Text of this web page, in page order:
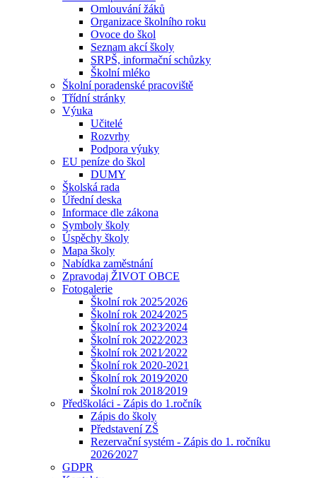
Omlouvání žáků
Organizace školního roku
Ovoce do škol
Seznam akcí školy
SRPŠ, informační schůzky
Školní mléko
Školní poradenské pracoviště
Třídní stránky
Výuka
Učitelé
Rozvrhy
Podpora výuky
EU peníze do škol
DUMY
Školská rada
Úřední deska
Informace dle zákona
Symboly školy
Úspěchy školy
Mapa školy
Nabídka zaměstnání
Zpravodaj ŽIVOT OBCE
Fotogalerie
Školní rok 2025⁄2026
Školní rok 2024⁄2025
Školní rok 2023⁄2024
Školní rok 2022⁄2023
Školní rok 2021⁄2022
Školní rok 2020-2021
Školní rok 2019⁄2020
Školní rok 2018⁄2019
Předškoláci - Zápis do 1.ročník
Zápis do školy
Představení ZŠ
Rezervační systém - Zápis do 1. ročníku
2026⁄2027
GDPR